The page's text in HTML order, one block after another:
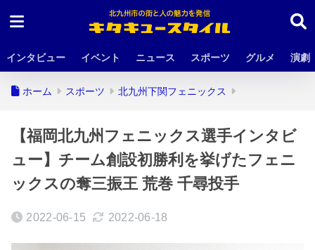
インタビュー イベント ニュース スポーツ グルメ 演劇
ホーム スポーツ 北九州下関フェニックス
【福岡北九州フェニックス選手インタビ
ュー】チーム創設初勝利を挙げたフェニ
ックスの奪三振王 荒巻 千尋投手
2022-06-15 2022-06-18